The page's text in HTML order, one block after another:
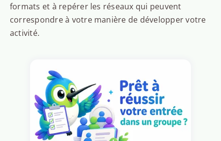
formats et à repérer les réseaux qui peuvent
correspondre à votre manière de développer votre
activité.